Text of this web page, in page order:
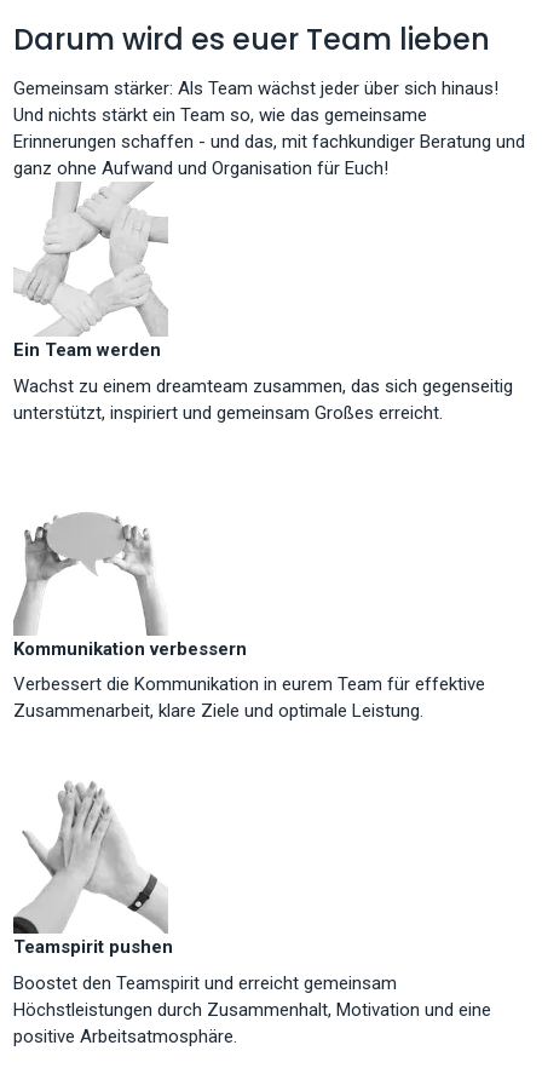
Darum wird es euer Team lieben
Gemeinsam stärker: Als Team wächst jeder über sich hinaus!
Und nichts stärkt ein Team so, wie das gemeinsame
Erinnerungen schaffen - und das, mit fachkundiger Beratung und
ganz ohne Aufwand und Organisation für Euch!
Ein Team werden
Wachst zu einem dreamteam zusammen, das sich gegenseitig
unterstützt, inspiriert und gemeinsam Großes erreicht.
Kommunikation verbessern
Verbessert die Kommunikation in eurem Team für effektive
Zusammenarbeit, klare Ziele und optimale Leistung.
Teamspirit pushen
Boostet den Teamspirit und erreicht gemeinsam
Höchstleistungen durch Zusammenhalt, Motivation und eine
positive Arbeitsatmosphäre.